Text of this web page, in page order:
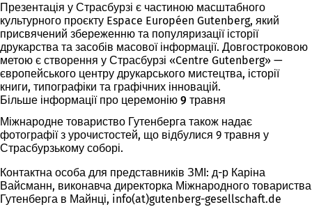
Презентація у Страсбурзі є частиною масштабного
культурного проєкту Espace Européen Gutenberg, який
присвячений збереженню та популяризації історії
друкарства та засобів масової інформації. Довгостроковою
метою є створення у Страсбурзі «Centre Gutenberg» —
європейського центру друкарського мистецтва, історії
книги, типографіки та графічних інновацій.
Більше інформації про церемонію 9 травня
Міжнародне товариство Гутенберга також надає
фотографії з урочистостей, що відбулися 9 травня у
Страсбурзькому соборі.
Контактна особа для представників ЗМІ: д-р Каріна
Вайсманн, виконавча директорка Міжнародного товариства
Гутенберга в Майнці, info(at)gutenberg-gesellschaft.de